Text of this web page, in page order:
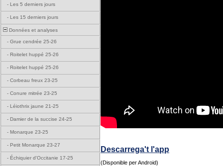
- Les 5 derniers jours
- Les 15 derniers jours
Données et analyses
- Grue cendrée 25-26
- Roitelet huppé 25-26
- Roitelet huppé 25-26
- Corbeau freux 23-25
- Conure mitrée 23-25
- Léiothrix jaune 21-25
- Damier de la succise 24-25
- Monarque 23-25
- Petit Monarque 23-27
- Échiquier d'Occitanie 17-25
Descarrega't l'app
(Disponible per Android)